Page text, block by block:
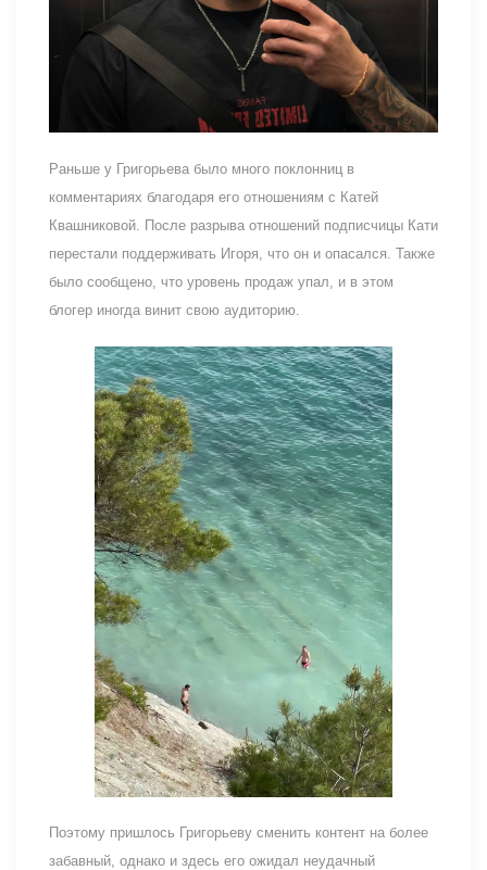
Раньше у Григорьева было много поклонниц в
комментариях благодаря его отношениям с Катей
Квашниковой. После разрыва отношений подписчицы Кати
перестали поддерживать Игоря, что он и опасался. Также
было сообщено, что уровень продаж упал, и в этом
блогер иногда винит свою аудиторию.
Поэтому пришлось Григорьеву сменить контент на более
забавный, однако и здесь его ожидал неудачный